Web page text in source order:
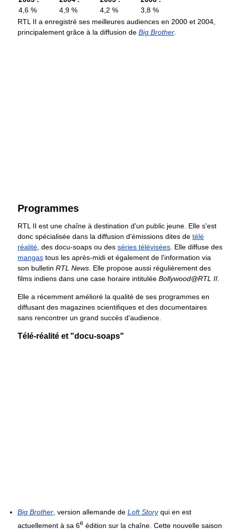
4,6 %
4,9 %
4,2 %
3,8 %
RTL II a enregistré ses meilleures audiences en 2000 et 2004,
principalement grâce à la diffusion de Big Brother
Programmes
RTL II est une chaîne à destination d'un public jeune. Elle s'est
donc spécialisée dans la diffusion d'émissions dites de télé
réalité , des docu-soaps ou des séries télévisées . Elle diffuse des
mangas tous les après-midi et également de l'information via
son bulletin RTL News . Elle propose aussi régulièrement des
films indiens dans une case horaire intitulée Bollywood@RTL II
Elle a récemment amélioré la qualité de ses programmes en
diffusant des magazines scientifiques et des documentaires
sans rencontrer un grand succès d'audience.
Télé-réalité et "docu-soaps"
Big Brother , version allemande de Loft Storyqui en est
actuellement à sa 6e édition sur la chaîne. Cette nouvelle saison